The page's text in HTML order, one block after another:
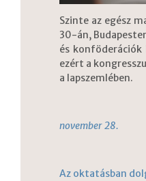
Szinte az egész
30-án,
és
ezért a
a lapszemlében.
november 28.
Az oktatásban